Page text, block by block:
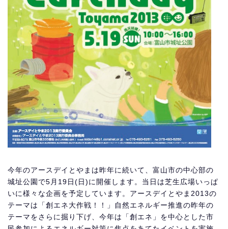
今年のアースデイとやまは昨年に続いて、富山市の中心部の
城址公園で5月19日(日)に開催します。当日は芝生広場いっぱ
いに様々な企画を予定しています。アースデイとやま2013の
テーマは「創エネ大作戦！！」自然エネルギー推進の昨年の
テーマをさらに掘り下げ、今年は「創エネ」を中心とした市